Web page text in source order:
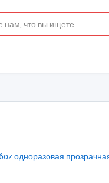
одноразовая